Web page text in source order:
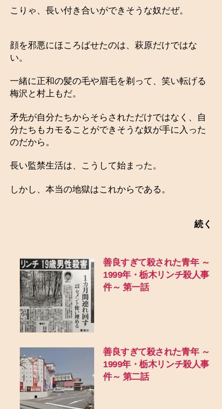
こりゃ、長い付き合いができそうな奴だぜ。
顔を邪悪にほころばせたのは、萩原だけではな
い。
一緒に正和の髪の毛や眉毛を剃って、笑い転げる
梅沢と村上もだ。
矛先が自分たちからそらされただけではなく、自
分たちもカモることができそうな奴が手に入った
のだから。
長い監禁生活は、こうして始まった。
しかし、本当の地獄はこれからである。
続く
善良すぎて殺された青年 ～
1999年・栃木リンチ殺人事
件～ 第一話
善良すぎて殺された青年 ～
1999年・栃木リンチ殺人事
件～ 第二話